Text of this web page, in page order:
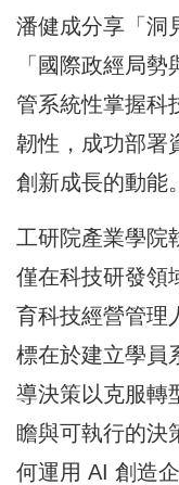
潘健成分享「洞
「國際政經局
管系統性掌握科
韌性，成功部署
創新成長的動能。
工研院產業學院
僅在科技研發領
育科技經營管理
標在於建立學員
導決策以克服轉
瞻與可執行的決
何運用 AI 創造企